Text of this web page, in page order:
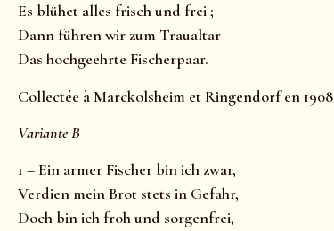
Es blühet alles frisch und frei ;
Dann führen wir zum Traualtar
Das hochgeehrte Fischerpaar.
Collectée à Marckolsheim et Ringendorf en 1908
Variante B
1 – Ein armer Fischer bin ich zwar,
Verdien mein Brot stets in Gefahr,
Doch bin ich froh und sorgenfrei,